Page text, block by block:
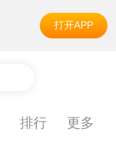
打开APP
排行 更多